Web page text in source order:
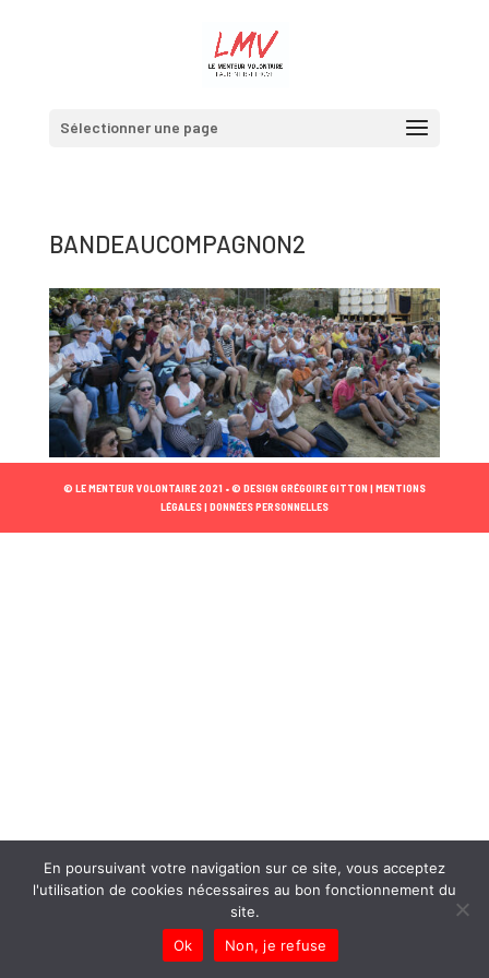
Sélectionner une page
BANDEAUCOMPAGNON2
© LE MENTEUR VOLONTAIRE 2021 •© DESIGN GRÉGOIRE GITTON | MENTIONS
LÉGALES | DONNÉES PERSONNELLES
En poursuivant votre navigation sur ce site, vous acceptez
l'utilisation de cookies nécessaires au bon fonctionnement du
site.
Ok
Non, je refuse